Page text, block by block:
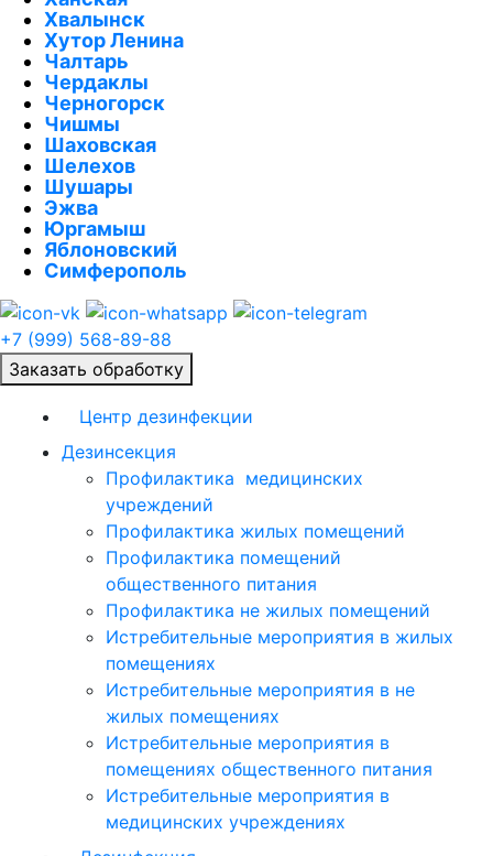
Хвалынск
Хутор Ленина
Чалтарь
Чердаклы
Черногорск
Чишмы
Шаховская
Шелехов
Шушары
Эжва
Юргамыш
Яблоновский
Симферополь
+7 (999) 568-89-88
Заказать обработку
Центр дезинфекции
Дезинсекция
Профилактика медицинских
учреждений
Профилактика жилых помещений
Профилактика помещений
общественного питания
Профилактика не жилых помещений
Истребительные мероприятия в жилых
помещениях
Истребительные мероприятия в не
жилых помещениях
Истребительные мероприятия в
помещениях общественного питания
Истребительные мероприятия в
медицинских учреждениях